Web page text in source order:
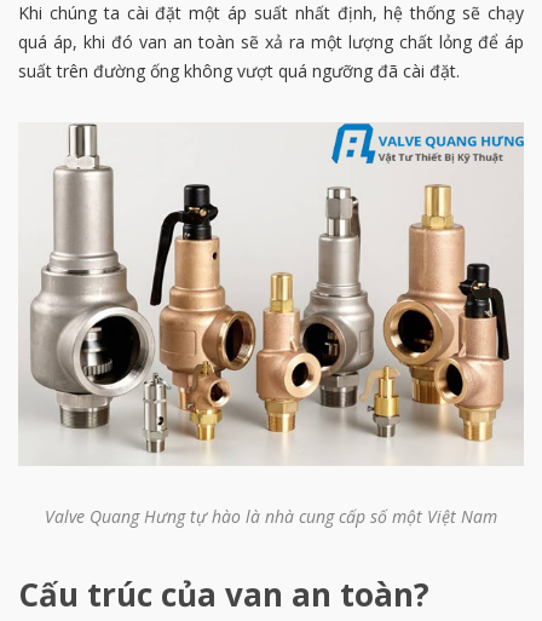
Khi chúng ta cài đặt một áp suất nhất định, hệ thống sẽ chạy
quá áp, khi đó van an toàn sẽ xả ra một lượng chất lỏng để áp
suất trên đường ống không vượt quá ngưỡng đã cài đặt.
Valve Quang Hưngtự hào là nhà cung cấp số một Việt Nam
Cấu trúc của van an toàn?